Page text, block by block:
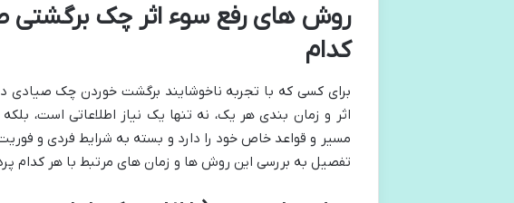
روش های رفع سوء اثر چک برگشتی
کدام
برای کسی که با تجربه ناخوشایند برگشت خوردن چک
اثر و زمان بندی هر یک، نه تنها یک نیاز اطلاعاتی است،
مسیر و قواعد خاص خود را دارد و بسته به شرایط فردی و فوریت
تفصیل به بررسی این روش ها و زمان های مرتبط با هر کدام